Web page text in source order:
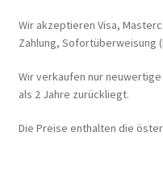
Wir akzeptieren Visa,
Zahlung, Sofortüberweisung
Wir verkaufen nur
als 2 Jahre zurückliegt.
Die Preise enthalten die